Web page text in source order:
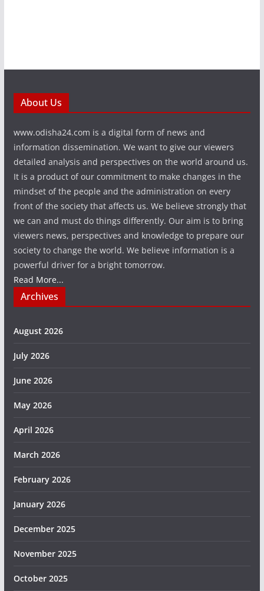
About Us
www.odisha24.com is a digital form of news and
information dissemination. We want to give our viewers
detailed analysis and perspectives on the world around us.
It is a product of our commitment to make changes in the
mindset of the people and the administration on every
front of the society that affects us. We believe strongly that
we can and must do things differently. Our aim is to bring
viewers news, perspectives and knowledge to prepare our
society to change the world. We believe information is a
powerful driver for a bright tomorrow.
Read More...
Archives
August 2026
July 2026
June 2026
May 2026
April 2026
March 2026
February 2026
January 2026
December 2025
November 2025
October 2025